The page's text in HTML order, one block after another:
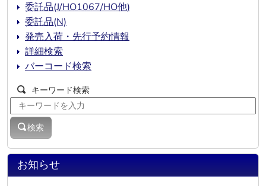
お知らせ
委託品(J/HO1067/HO他)
委託品(N)
発売入荷・先行予約情報
詳細検索
バーコード検索
キーワード検索
検索